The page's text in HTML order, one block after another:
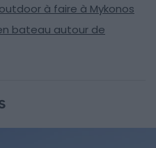
à faire à Mykonos
bateau autour de